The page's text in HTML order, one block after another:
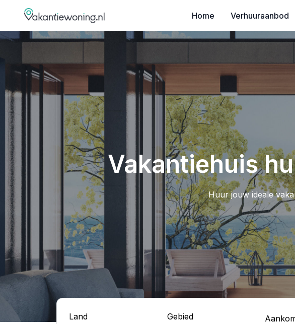
Home Verhuuraanbod
Vakantiehuis
Huur jouw ideale
Land Gebied